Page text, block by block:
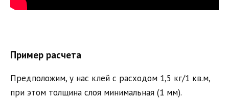
Пример расчета
Предположим, у нас клей с расходом 1,5 кг/1 кв.м,
при этом толщина слоя минимальная (1 мм).